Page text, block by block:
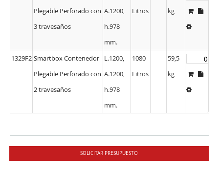
Plegable Perforado con
3 travesaños
A.1200,
h.978
mm.
Litros
kg
1329F2 Smartbox Contenedor
Plegable Perforado con
2 travesaños
L.1200,
A.1200,
h.978
mm.
1080
Litros
59,5
kg
SOLICITAR PRESUPUESTO